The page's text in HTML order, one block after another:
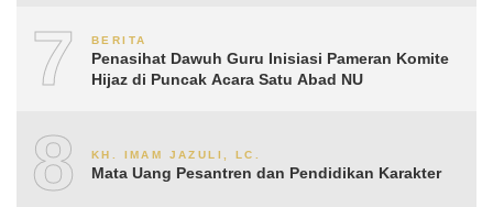
7 BERITA
Penasihat Dawuh Guru Inisiasi Pameran Komite
Hijaz di Puncak Acara Satu Abad NU
8 KH. IMAM JAZULI, LC.
Mata Uang Pesantren dan Pendidikan Karakter